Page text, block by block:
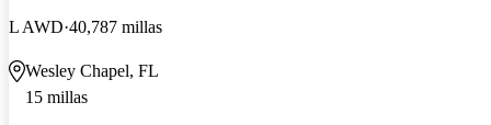
L AWD 40,787 millas
Wesley Chapel, FL
15 millas